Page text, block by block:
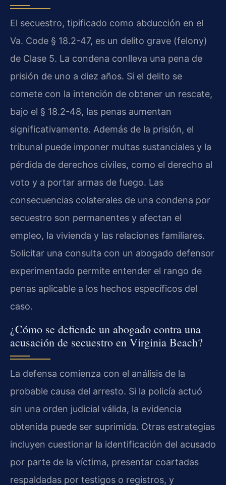
El secuestro, tipificado como abducción en el
Va. Code § 18.2-47, es un delito grave (felony)
de Clase 5. La condena conlleva una pena de
prisión de uno a diez años. Si el delito se
comete con la intención de obtener un rescate,
bajo el § 18.2-48, las penas aumentan
significativamente. Además de la prisión, el
tribunal puede imponer multas sustanciales y la
pérdida de derechos civiles, como el derecho al
voto y a portar armas de fuego. Las
consecuencias colaterales de una condena por
secuestro son permanentes y afectan el
empleo, la vivienda y las relaciones familiares.
Solicitar una consulta con un abogado defensor
experimentado permite entender el rango de
penas aplicable a los hechos específicos del
caso.
¿Cómo se defiende un abogado contra una
acusación de secuestro en Virginia Beach?
La defensa comienza con el análisis de la
probable causa del arresto. Si la policía actuó
sin una orden judicial válida, la evidencia
obtenida puede ser suprimida. Otras estrategias
incluyen cuestionar la identificación del acusado
por parte de la víctima, presentar coartadas
respaldadas por testigos o registros, y